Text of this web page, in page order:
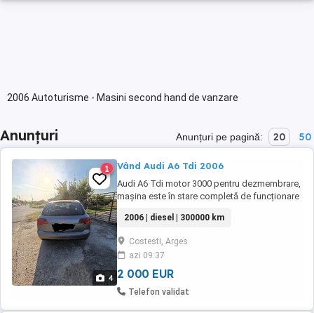
2006 Autoturisme - Masini second hand de vanzare
Anunțuri Anunțuri pe pagină: 20 50
4
1 Vând Audi A6 Tdi 2006
Audi A6 Tdi motor 3000 pentru dezmembrare,
mașina este în stare completă de funcționare
2006 | diesel | 300000 km
Costesti, Arges
azi 09:37
2 000 EUR
Telefon validat